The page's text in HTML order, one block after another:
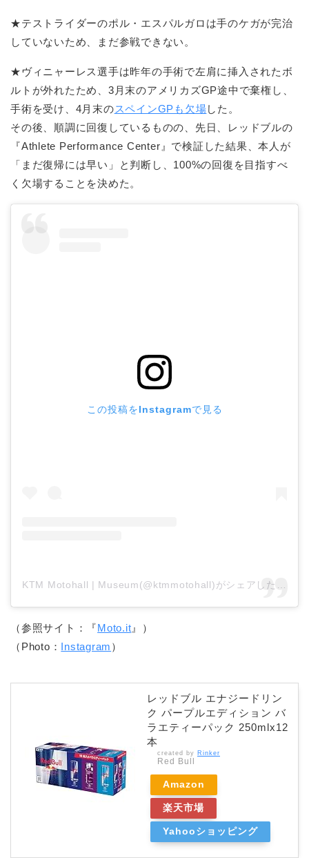
★テストライダーのポル・エスパルガロは手のケガが完治
していないため、まだ参戦できない。
★ヴィニャーレス選手は昨年の手術で左肩に挿入されたボ
ルトが外れたため、3月末のアメリカズGP途中で棄権し、
手術を受け、4月末のスペインGPも欠場した。
その後、順調に回復しているものの、先日、レッドブルの
『Athlete Performance Center』で検証した結果、本人が
「まだ復帰には早い」と判断し、100%の回復を目指すべ
く欠場することを決めた。
この投稿をInstagramで見る
（参照サイト：『Moto.it 』）
（Photo： Instagram ）
レッドブル エナジードリン
ク パープルエディション バ
ラエティーパック 250mlx12
本
created by Rinker
Red Bull
Amazon
楽天市場
Yahooショッピング